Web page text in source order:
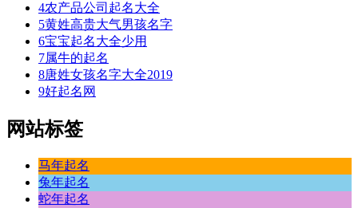
4农产品公司起名大全
5黄姓高贵大气男孩名字
6宝宝起名大全少用
7属牛的起名
8唐姓女孩名字大全2019
9好起名网
网站标签
马年起名
兔年起名
蛇年起名